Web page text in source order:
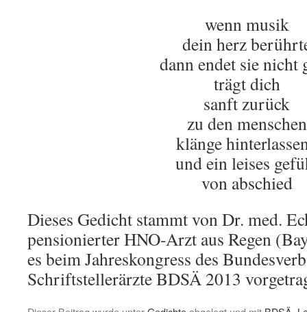
wenn musik
dein herz
dann endet sie nicht
trägt dich
sanft zurück
zu den menschen
klänge
und ein leises
von abschied
Dieses Gedicht stammt von Dr. med.
pensionierter HNO-Arzt aus Regen
es beim Jahreskongress des
Schriftstellerärzte BDSÄ 2013